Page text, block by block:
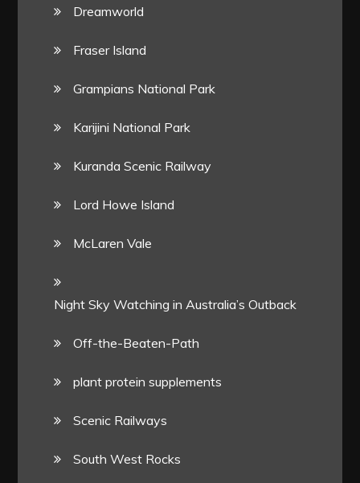
Dreamworld
Fraser Island
Grampians National Park
Karijini National Park
Kuranda Scenic Railway
Lord Howe Island
McLaren Vale
Night Sky Watching in Australia’s Outback
Off-the-Beaten-Path
plant protein supplements
Scenic Railways
South West Rocks